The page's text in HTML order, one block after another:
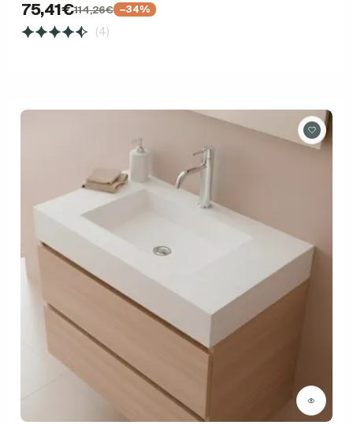
75,41€114,26€ −34%
(4)